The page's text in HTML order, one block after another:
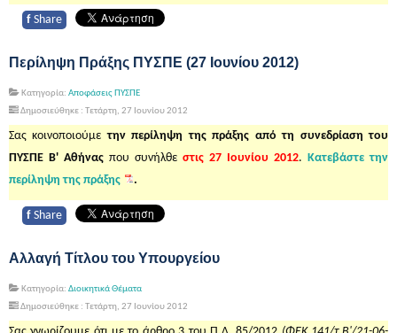
f Share
Περίληψη Πράξης ΠΥΣΠΕ (27 Ιουνίου 2012)
Κατηγορία: Αποφάσεις ΠΥΣΠΕ
Δημοσιεύθηκε : Τετάρτη, 27 Ιουνίου 2012
Σας κοινοποιούμετην περίληψη της πράξης από τη συνεδρίαση του
ΠΥΣΠΕ Β' Αθήνας που συνήλθε στις 27 Ιουνίου 2012. Κατεβάστε την
περίληψη της πράξης
.
f Share
Αλλαγή Τίτλου του Υπουργείου
Κατηγορία: Διοικητικά Θέματα
Δημοσιεύθηκε : Τετάρτη, 27 Ιουνίου 2012